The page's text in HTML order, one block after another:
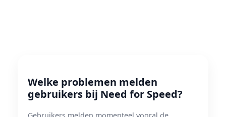
Welke problemen melden
gebruikers bij Need for Speed?